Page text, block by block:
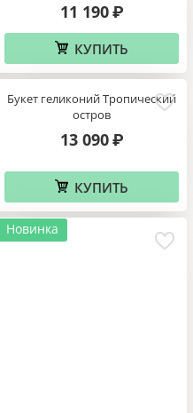
11 190 ₽
КУПИТЬ
Букет геликоний Тропический
остров
13 090 ₽
КУПИТЬ
Новинка